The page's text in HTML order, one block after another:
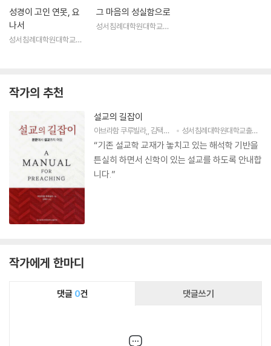
성경이 고인 연못, 요
나서
성서침례대학원대학교출
그 마음의 성실함으로
성서침례대학원대학교출
작가의 추천
설교의 길잡이
아브라함 쿠루빌라, 김택수 저 성서침례대학원대학교출판부
“기존 설교학 교재가 놓치고 있는 해석학 기반을
튼실히 하면서 신학이 있는 설교를 하도록 안내합
니다.”
작가에게 한마디
댓글 0건 댓글쓰기